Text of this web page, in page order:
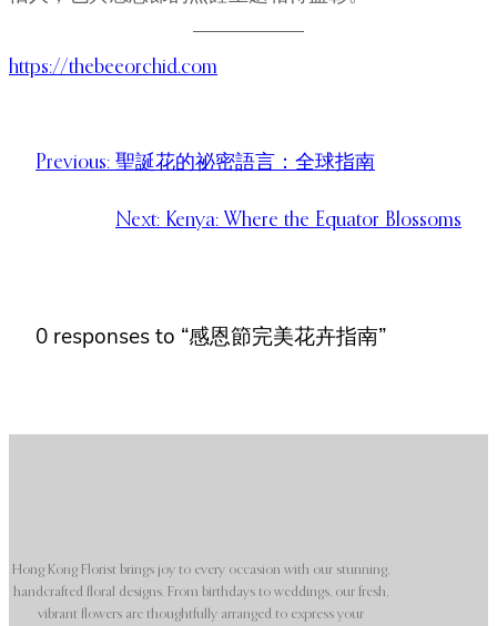
https://thebeeorchid.com
Previous: 聖誕花的祕密語言：全球指南
Next: Kenya: Where the Equator Blossoms
0 responses to “感恩節完美花卉指南”
Hong Kong Florist brings joy to every occasion with our stunning,
handcrafted floral designs. From birthdays to weddings, our fresh,
vibrant flowers are thoughtfully arranged to express your